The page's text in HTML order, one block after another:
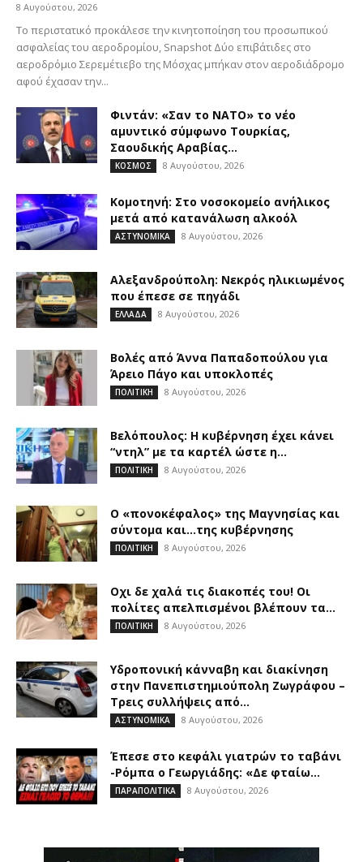
8 Αυγούστου, 2026
Το περιστατικό προκάλεσε την κινητοποίηση του προσωπικού
ασφαλείας του αεροδρομίου, Snapshot Δύο επιβάτιδες στο
αεροδρόμιο Σερεμέτιεβο της Μόσχας μπήκαν στον αεροδιάδρομο
αφού έχασαν την...
Φιντάν: «Σαν το ΝΑΤΟ» το νέο
αμυντικό σύμφωνο Τουρκίας,
Σαουδικής Αραβίας...
ΚΟΣΜΟΣ 8 Αυγούστου, 2026
Κομοτηνή: Στο νοσοκομείο ανήλικος
μετά από κατανάλωση αλκοόλ
ΑΣΤΥΝΟΜΙΚΑ 8 Αυγούστου, 2026
Αλεξανδρούπολη: Νεκρός ηλικιωμένος
που έπεσε σε πηγάδι
ΕΛΛΑΔΑ 8 Αυγούστου, 2026
Βολές από Άννα Παπαδοπούλου για
Άρειο Πάγο και υποκλοπές
ΠΟΛΙΤΙΚΗ 8 Αυγούστου, 2026
Βελόπουλος: Η κυβέρνηση έχει κάνει
“ντηλ” με τα καρτέλ ώστε η...
ΠΟΛΙΤΙΚΗ 8 Αυγούστου, 2026
Ο «πονοκέφαλος» της Μαγνησίας και
σύντομα και…της κυβέρνησης
ΠΟΛΙΤΙΚΗ 8 Αυγούστου, 2026
Οχι δε χαλά τις διακοπές του! Οι
πολίτες απελπισμένοι βλέπουν τα...
ΠΟΛΙΤΙΚΗ 8 Αυγούστου, 2026
Υδροπονική κάνναβη και διακίνηση
στην Πανεπιστημιούπολη Ζωγράφου –
Τρεις συλλήψεις από...
ΑΣΤΥΝΟΜΙΚΑ 8 Αυγούστου, 2026
Έπεσε στο κεφάλι γιατρών το ταβάνι
-Ρόμπα ο Γεωργιάδης: «Δε φταίω...
ΠΑΡΑΠΟΛΙΤΙΚΑ 8 Αυγούστου, 2026